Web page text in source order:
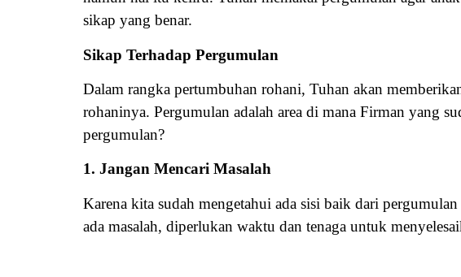
sikap yang benar.
Sikap Terhadap Pergumulan
Dalam rangka pertumbuhan rohani, Tuhan akan
rohaninya. Pergumulan adalah area di mana Firman yang
pergumulan?
1. Jangan Mencari Masalah
Karena kita sudah mengetahui ada sisi baik dari
ada masalah, diperlukan waktu dan tenaga untuk